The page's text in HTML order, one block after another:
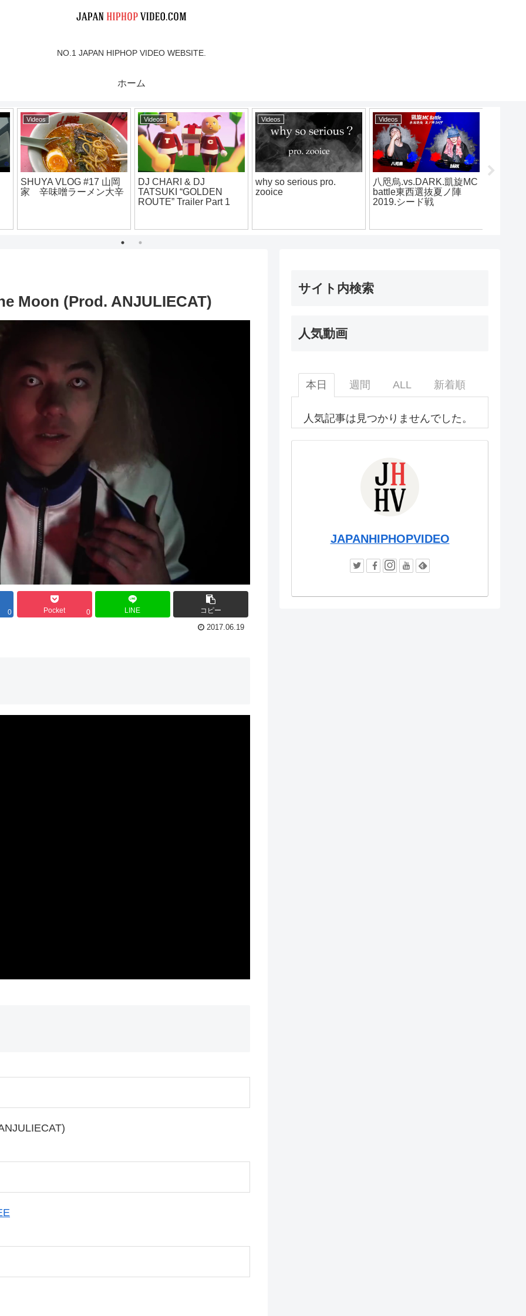
NO.1 JAPAN HIPHOP VIDEO WEBSITE.
ホーム
Videos
SHUYA VLOG #17 山岡
家 辛味噌ラーメン大辛
Videos
DJ CHARI & DJ
TATSUKI “GOLDEN
ROUTE” Trailer Part 1
Videos
why so serious pro.
zooice
Videos
八咫烏.vs.DARK.凱旋MC
battle東西選抜夏ノ陣
2019.シード戦
Moon (Prod. ANJULIECAT)
0 Pocket 0 LINE コピー
2017.06.19
サイト内検索
人気動画
本日 週間 ALL 新着順
人気記事は見つかりませんでした。
JAPANHIPHOPVIDEO